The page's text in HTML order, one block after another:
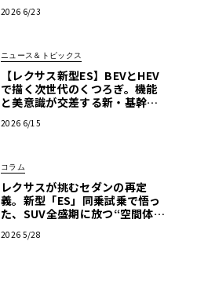
2026 6/23
ニュース＆トピックス
【レクサス新型ES】BEVとHEV
で描く次世代のくつろぎ。機能
と美意識が交差する新・基幹セ
2026 6/15
コラム
レクサスが挑むセダンの再定
義。新型「ES」同乗試乗で悟っ
た、SUV全盛期に放つ“空間体
2026 5/28